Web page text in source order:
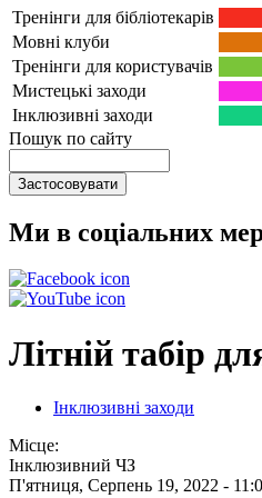
Тренінги для бібліотекарів
Мовні клуби
Тренінги для користувачів
Мистецькі заходи
Інклюзивні заходи
Пошук по сайту
Ми в соціальних
Літній табір
Інклюзивні заходи
Місце:
Інклюзивний ЧЗ
П'ятниця, Серпень 19, 2022 -